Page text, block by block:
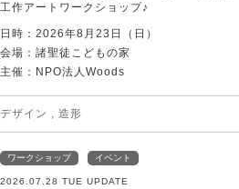
工作アートワークショップ♪
日時：2026年8月23日（日）
会場：諸聖徒こどもの家
主催：NPO法人Woods
デザイン , 造形
ワークショップ イベント
2026.07.28 TUE UPDATE